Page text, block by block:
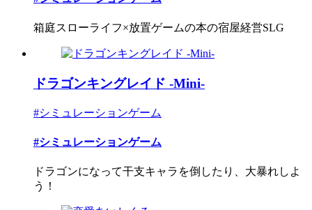
箱庭スローライフ×放置ゲームの本の宿屋経営SLG
ドラゴンキングレイド -Mini-
#シミュレーションゲーム
#シミュレーションゲーム
ドラゴンになって干支キャラを倒したり、大暴れしよ
う！